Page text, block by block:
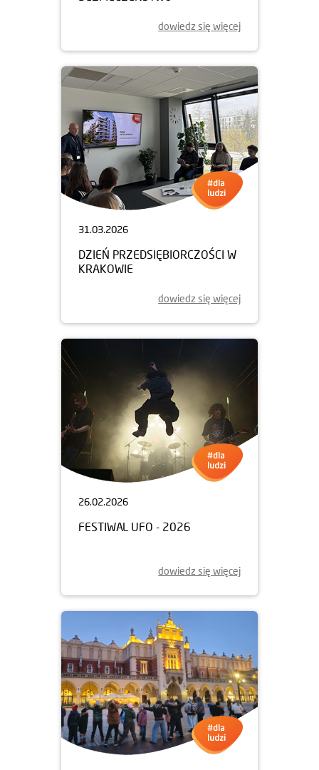
dowiedz się więcej
31.03.2026
DZIEŃ PRZEDSIĘBIORCZOŚCI W
KRAKOWIE
dowiedz się więcej
26.02.2026
FESTIWAL UFO - 2026
dowiedz się więcej